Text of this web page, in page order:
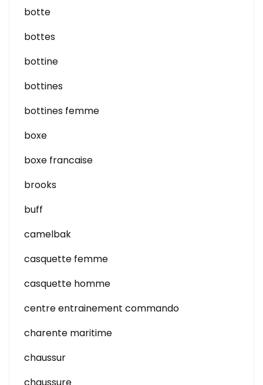
botte
bottes
bottine
bottines
bottines femme
boxe
boxe francaise
brooks
buff
camelbak
casquette femme
casquette homme
centre entrainement commando
charente maritime
chaussur